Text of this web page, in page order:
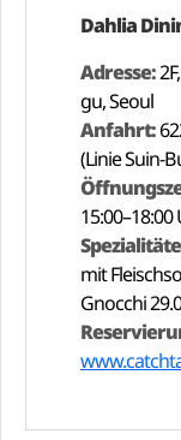
Dahlia
Adresse:
gu, Seoul
Anfahrt:
(Linie Suin-
15:00–18:00
mit
Gnocchi